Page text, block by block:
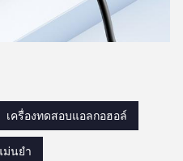
เครื่องทดสอบแอลกอฮอล์
ม่นยํา